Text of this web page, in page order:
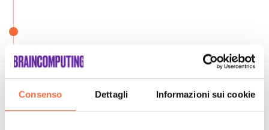
Consenso Dettagli Informazioni sui cookie